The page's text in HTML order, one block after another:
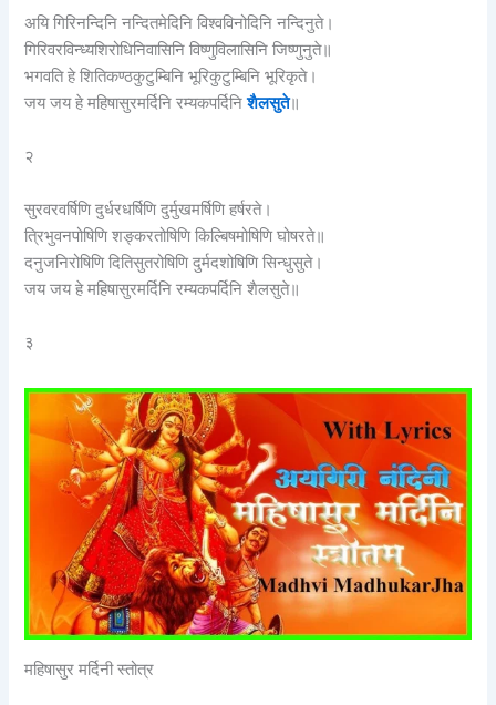
अयि गिरिनन्दिनि नन्दितमेदिनि विश्वविनोदिनि नन्दिनुते।
गिरिवरविन्ध्यशिरोधिनिवासिनि विष्णुविलासिनि जिष्णुनुते॥
भगवति हे शितिकण्ठकुटुम्बिनि भूरिकुटुम्बिनि भूरिकृते।
जय जय हे महिषासुरमर्दिनि रम्यकपर्दिनिशैलसुते॥
२
सुरवरवर्षिणि दुर्धरधर्षिणि दुर्मुखमर्षिणि हर्षरते।
त्रिभुवनपोषिणि शङ्करतोषिणि किल्बिषमोषिणि घोषरते॥
दनुजनिरोषिणि दितिसुतरोषिणि दुर्मदशोषिणि सिन्धुसुते।
जय जय हे महिषासुरमर्दिनि रम्यकपर्दिनि शैलसुते॥
३
महिषासुर मर्दिनी स्तोत्र